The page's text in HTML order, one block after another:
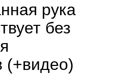
рука
без
(+видео)